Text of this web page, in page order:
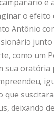
e
o efeito
Antônio
como um
sua oratória
que
deixando